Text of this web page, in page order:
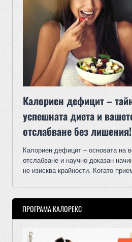
Калориен дефицит –
успешната диета и
отслабване без лишения!
Калориен дефицит – основата на
отслабване и научно доказан
не изисква крайности. Когато
ПРОГРАМА КАЛОРЕКС